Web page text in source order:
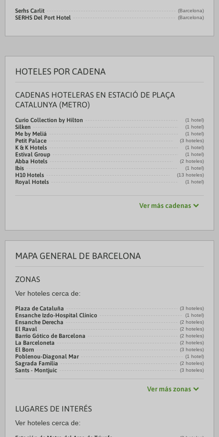
Serhs Carlit (Barcelona)
SERHS Del Port Hotel (Barcelona)
HOTELES POR CADENA
CADENAS HOTELERAS EN ESTACIÓ DE PLAÇA
CATALUNYA (METRO)
Curio Collection by Hilton (1 hotel)
Silken (1 hotel)
Me by Meliá (1 hotel)
Petit Palace (3 hoteles)
K & K Hotels (1 hotel)
Estival Group (1 hotel)
Abba Hotels (2 hoteles)
Ibis (1 hotel)
H10 Hotels (13 hoteles)
Royal Hotels (1 hotel)
Ver más cadenas
MAPA GENERAL DE BARCELONA
ZONAS
Ver hoteles cerca de:
Plaza de Cataluña (3 hoteles)
Ensanche Izdo-Hospital Clínico (1 hotel)
Ensanche Derecha (2 hoteles)
El Raval (2 hoteles)
Barrio Gótico de Barcelona (2 hoteles)
La Barceloneta (2 hoteles)
El Born (3 hoteles)
Poblenou-Diagonal Mar (1 hotel)
Sagrada Familia (2 hoteles)
Sants - Montjuic (3 hoteles)
Ver más zonas
LUGARES DE INTERÉS
Ver hoteles cerca de: